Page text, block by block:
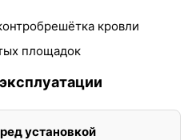
кровли
площадок
установкой